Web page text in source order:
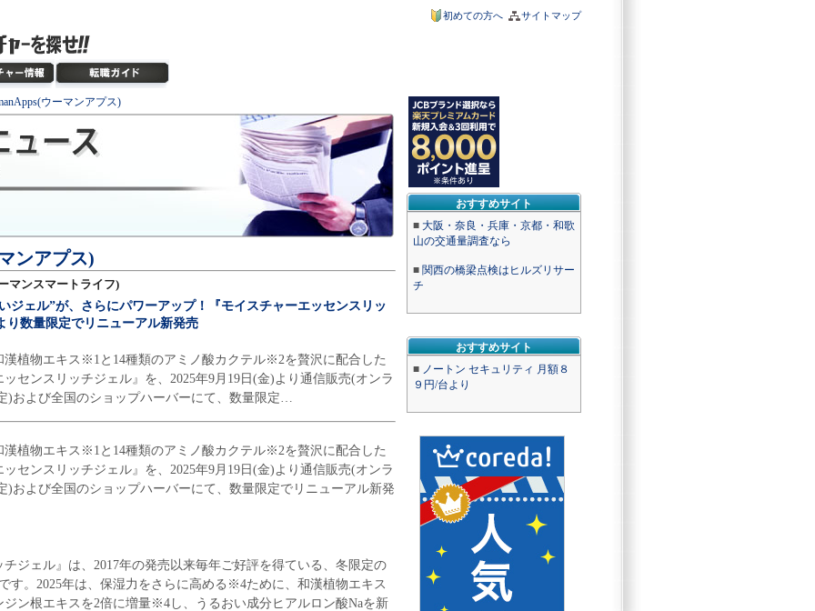
サイトマップ
初めての方へ
おすすめサイト
■ 大阪・奈良・兵庫・京都・和歌
山の交通量調査なら
■ 関西の橋梁点検はヒルズリサー
チ
おすすめサイト
■ ノートン セキュリティ 月額８
９円/台より
ウーマンアプス)
ンアプス)
マンスマートライフ)
ジェル”が、さらにパワーアップ！『モイスチャーエッセンスリッ
り数量限定でリニューアル新発売
漢植物エキス※1と14種類のアミノ酸カクテル※2を贅沢に配合した
センスリッチジェル』を、2025年9月19日(金)より通信販売(オンラ
)および全国のショップハーバーにて、数量限定…
漢植物エキス※1と14種類のアミノ酸カクテル※2を贅沢に配合した
センスリッチジェル』を、2025年9月19日(金)より通信販売(オンラ
)および全国のショップハーバーにて、数量限定でリニューアル新発
ジェル』は、2017年の発売以来毎年ご好評を得ている、冬限定の
す。2025年は、保湿力をさらに高める※4ために、和漢植物エキス
ン根エキスを2倍に増量※4し、うるおい成分ヒアルロン酸Naを新